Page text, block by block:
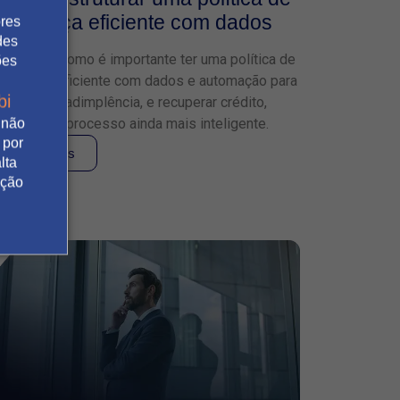
eficiente com dados
como é importante ter uma política de
cobrança eficiente com dados e automação para
a inadimplência, e recuperar crédito,
o processo ainda mais inteligente.
Leia mais